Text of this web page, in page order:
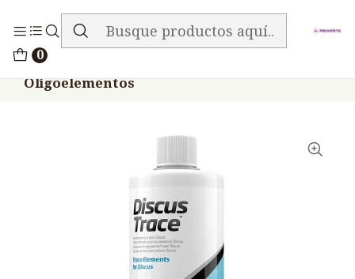
0
ENVIO GRATIS EN TODA LA TIENDA
Oligoelementos